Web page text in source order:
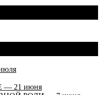
21 июня